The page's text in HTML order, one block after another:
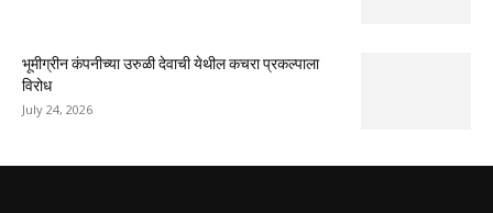
भूमीग्रीन कंपनीच्या उरुळी देवाची येथील कचरा प्रकल्पाला
विरोध
July 24, 2026